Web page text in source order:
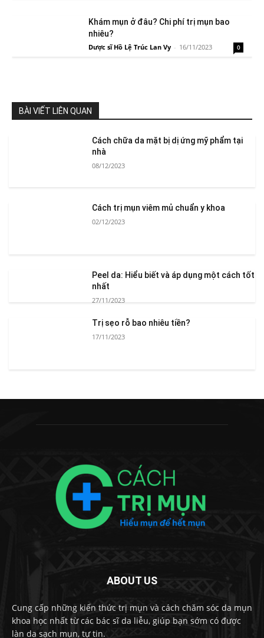
Khám mụn ở đâu? Chi phí trị mụn bao
nhiêu?
Dược sĩ Hồ Lệ Trúc Lan Vy - 16/11/2023 0
BÀI VIẾT LIÊN QUAN
Cách chữa da mặt bị dị ứng mỹ phẩm tại
nhà
08/12/2023
Cách trị mụn viêm mủ chuẩn y khoa
02/12/2023
Peel da: Hiểu biết và áp dụng một cách tốt
nhất
27/11/2023
Trị sẹo rỗ bao nhiêu tiền?
17/11/2023
ABOUT US
Cung cấp những kiến thức trị mụn và cách chăm sóc da mụn
khoa học nhất từ các bác sĩ da liễu, giúp bạn sớm có được
làn da sạch mụn, tự tin.